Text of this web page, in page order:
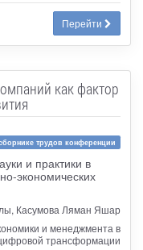
Перейти
как фактор
трудов конференции
и практики в
экономических
Касумова Ляман Яшар
и менеджмента в
трансформации